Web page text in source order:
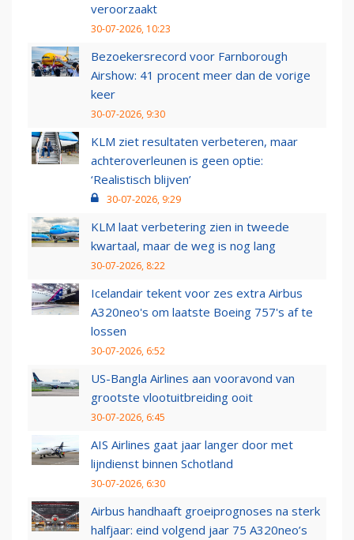
veroorzaakt
30-07-2026, 10:23
Bezoekersrecord voor Farnborough
Airshow: 41 procent meer dan de vorige
keer
30-07-2026, 9:30
KLM ziet resultaten verbeteren, maar
achteroverleunen is geen optie:
‘Realistisch blijven’
30-07-2026, 9:29
KLM laat verbetering zien in tweede
kwartaal, maar de weg is nog lang
30-07-2026, 8:22
Icelandair tekent voor zes extra Airbus
A320neo's om laatste Boeing 757's af te
lossen
30-07-2026, 6:52
US-Bangla Airlines aan vooravond van
grootste vlootuitbreiding ooit
30-07-2026, 6:45
AIS Airlines gaat jaar langer door met
lijndienst binnen Schotland
30-07-2026, 6:30
Airbus handhaaft groeiprognoses na sterk
halfjaar: eind volgend jaar 75 A320neo’s